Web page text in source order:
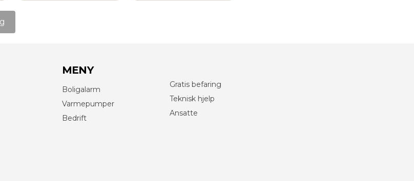
MENY
Boligalarm
Varmepumper
Bedrift
Gratis befaring
Teknisk hjelp
Ansatte